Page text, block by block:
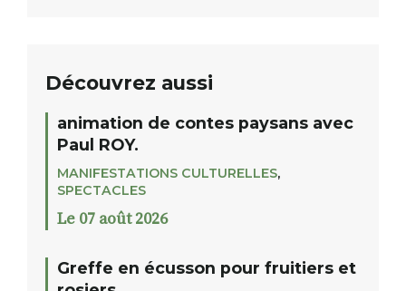
Découvrez aussi
animation de contes paysans avec
Paul ROY.
MANIFESTATIONS CULTURELLES,
SPECTACLES
Le 07 août 2026
Greffe en écusson pour fruitiers et